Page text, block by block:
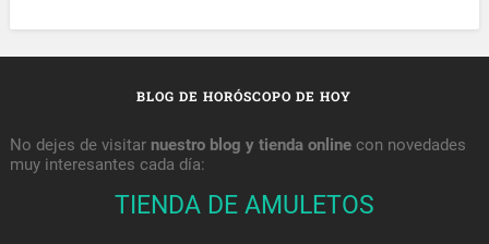
BLOG DE HORÓSCOPO DE HOY
No dejes de visitar nuestro blog y tienda onlinecon novedades
muy interesantes cada día:
TIENDA DE AMULETOS